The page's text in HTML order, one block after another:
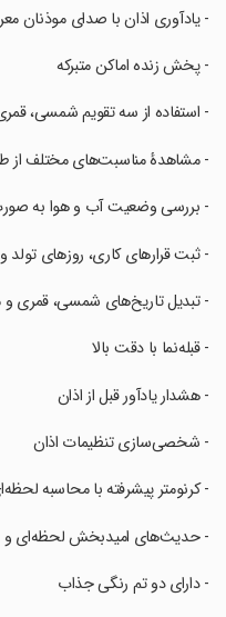
‏- یادآوری اذان با صدای موذنان
‏- پخش زنده اماکن متبرکه
‏- استفاده از سه تقویم شمسی،
‏- مشاهدهٔ مناسبت‌های مختلف از
‏- بررسی وضعیت آب و هوا به صورت ۲۴
‏- ثبت قرارهای کاری، روزهای تولد
‏- تبدیل تاریخ‌های شمسی، قمری و
‏- قبله‌نما با دقت بالا
‏- هشدار یادآور قبل از اذان
‏- شخصی‌سازی تنظیمات اذان
‏- کرنومتر پیشرفته با محاسبه
‏- حدیث‌های امیدبخش لحظه‌ای و
‏- دارای دو تم رنگی جذاب